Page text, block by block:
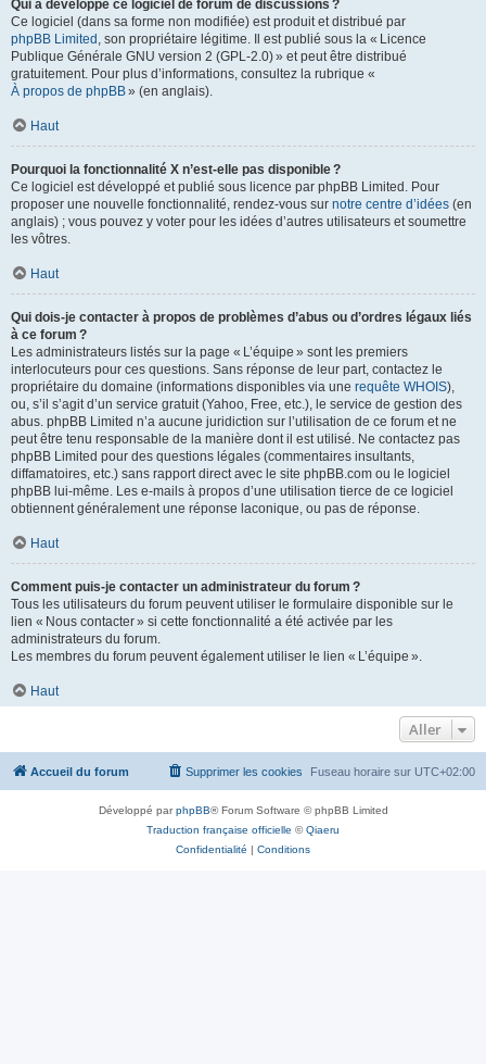
Qui a développé ce logiciel de forum de discussions ?
Ce logiciel (dans sa forme non modifiée) est produit et distribué par
phpBB Limited , son propriétaire légitime. Il est publié sous la « Licence
Publique Générale GNU version 2 (GPL-2.0) » et peut être distribué
gratuitement. Pour plus d’informations, consultez la rubrique «
À propos de phpBB» (en anglais).
Haut
Pourquoi la fonctionnalité X n’est-elle pas disponible ?
Ce logiciel est développé et publié sous licence par phpBB Limited. Pour
proposer une nouvelle fonctionnalité, rendez-vous sur notre centre d’idées (en
anglais) ; vous pouvez y voter pour les idées d’autres utilisateurs et soumettre
les vôtres.
Haut
Qui dois-je contacter à propos de problèmes d’abus ou d’ordres légaux liés
à ce forum ?
Les administrateurs listés sur la page « L’équipe » sont les premiers
interlocuteurs pour ces questions. Sans réponse de leur part, contactez le
propriétaire du domaine (informations disponibles via une requête WHOIS),
ou, s’il s’agit d’un service gratuit (Yahoo, Free, etc.), le service de gestion des
abus. phpBB Limited n’a aucune juridiction sur l’utilisation de ce forum et ne
peut être tenu responsable de la manière dont il est utilisé. Ne contactez pas
phpBB Limited pour des questions légales (commentaires insultants,
diffamatoires, etc.) sans rapport direct avec le site phpBB.com ou le logiciel
phpBB lui-même. Les e-mails à propos d’une utilisation tierce de ce logiciel
obtiennent généralement une réponse laconique, ou pas de réponse.
Haut
Comment puis-je contacter un administrateur du forum ?
Tous les utilisateurs du forum peuvent utiliser le formulaire disponible sur le
lien « Nous contacter » si cette fonctionnalité a été activée par les
administrateurs du forum.
Les membres du forum peuvent également utiliser le lien « L’équipe ».
Haut
Aller
Accueil du forum Fuseau horaire sur UTC+02:00
Supprimer les cookies
Développé parphpBB® Forum Software © phpBB Limited
Traduction française officielle ©Qiaeru
Confidentialité
Conditions